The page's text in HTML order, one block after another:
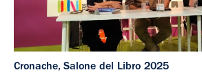
Cronache, Salone del Libro 2025